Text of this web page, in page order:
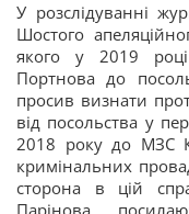
У розслідуванні
Шостого
якого у 2019
Портнова до
просив визнати
від посольства у
2018 року до МЗС
кримінальних
сторона в цій
Парінова,